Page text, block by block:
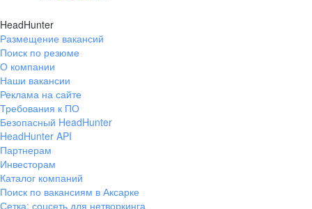
HeadHunter
Размещение вакансий
Поиск по резюме
О компании
Наши вакансии
Реклама на сайте
Требования к ПО
Безопасный HeadHunter
HeadHunter API
Партнерам
Инвесторам
Каталог компаний
Поиск по вакансиям в Аксарке
Сетка: соцсеть для нетворкинга